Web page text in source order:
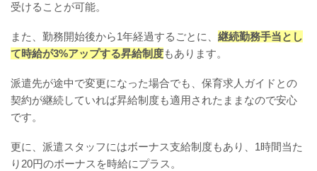
受けることが可能。
また、勤務開始後から1年経過するごとに、 継続勤務手当とし
て時給が3%アップする昇給制度もあります。
派遣先が途中で変更になった場合でも、保育求人ガイドとの
契約が継続していれば昇給制度も適用されたままなので安心
です。
更に、派遣スタッフにはボーナス支給制度もあり、1時間当た
り20円のボーナスを時給にプラス。